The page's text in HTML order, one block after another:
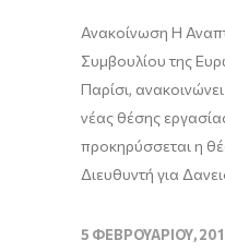
Ανακοίνωση Η
Συμβουλίου της
Παρίσι,
νέας θέσης
προκηρύσσεται η
Διευθυντή για
5 ΦΕΒΡΟΥΑΡΊΟΥ,